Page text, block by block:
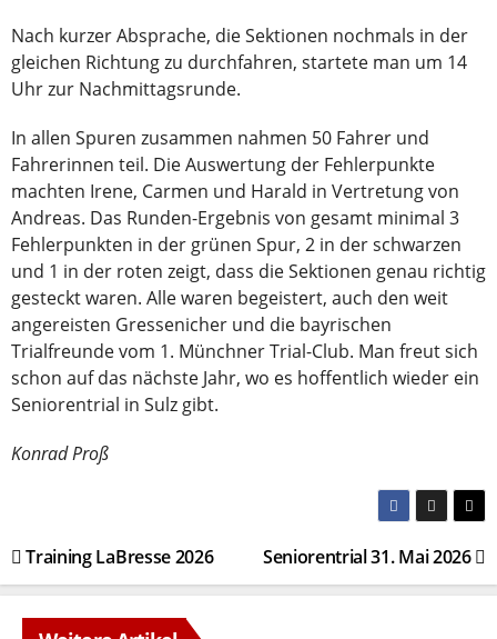
Nach kurzer Absprache, die Sektionen nochmals in der
gleichen Richtung zu durchfahren, startete man um 14
Uhr zur Nachmittagsrunde.
In allen Spuren zusammen nahmen 50 Fahrer und
Fahrerinnen teil. Die Auswertung der Fehlerpunkte
machten Irene, Carmen und Harald in Vertretung von
Andreas. Das Runden-Ergebnis von gesamt minimal 3
Fehlerpunkten in der grünen Spur, 2 in der schwarzen
und 1 in der roten zeigt, dass die Sektionen genau richtig
gesteckt waren. Alle waren begeistert, auch den weit
angereisten Gressenicher und die bayrischen
Trialfreunde vom 1. Münchner Trial-Club. Man freut sich
schon auf das nächste Jahr, wo es hoffentlich wieder ein
Seniorentrial in Sulz gibt.
Konrad Proß
Beitragsnavigation Seniorentrial 31. Mai 2026
Training LaBresse 2026